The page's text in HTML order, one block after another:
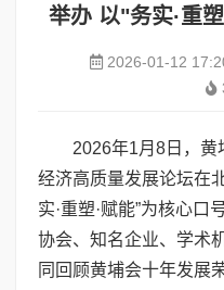
举办 ​以"务实·重
2026-01-12
2026年1月8日，黄
经济高质量发展论坛在
实·重塑·赋能”为核心
协会、知名企业、学术
同回顾黄埔会十年发展